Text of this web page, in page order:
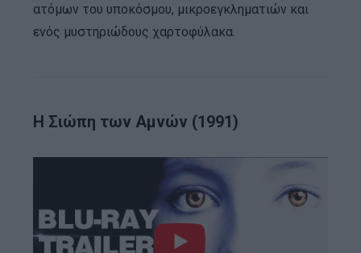
ατόμων του υποκόσμου, μικροεγκληματιών και
ενός μυστηριώδους χαρτοφύλακα.
Η Σιώπη των Αμνών (1991)